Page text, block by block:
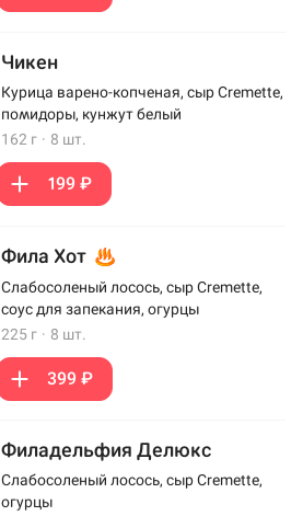
Чикен
Курица варено-копченая, сыр Cremette,
помидоры, кунжут белый
162 г · 8 шт.
199 ₽
Фила Хот
Слабосоленый лосось, сыр Cremette,
соус для запекания, огурцы
225 г · 8 шт.
399 ₽
Филадельфия Делюкс
Слабосоленый лосось, сыр Cremette,
огурцы